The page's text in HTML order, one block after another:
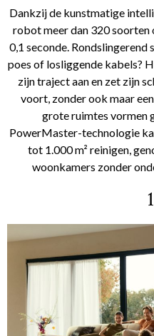
Dankzij de kunstmatige
robot meer dan 320 soorten
0,1 seconde. Rondslingerend
poes of losliggende kabels?
zijn traject aan en zet zijn
voort, zonder ook maar
grote ruimtes vormen
PowerMaster-technologie
tot 1.000 m² reinigen,
woonkamers zonder